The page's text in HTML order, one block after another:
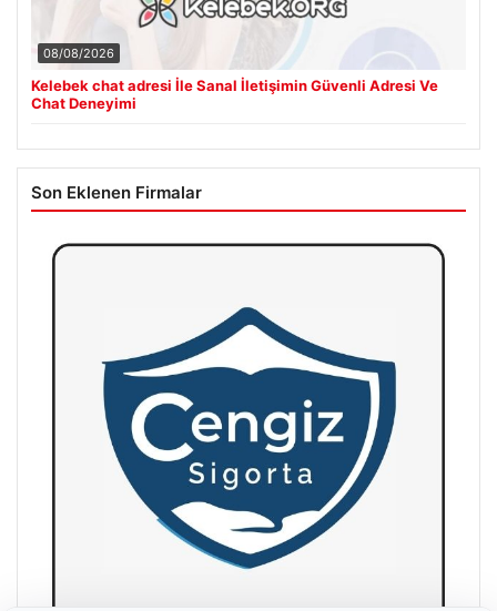
08/08/2026
Kelebek chat adresi İle Sanal İletişimin Güvenli Adresi Ve
Chat Deneyimi
Son Eklenen Firmalar